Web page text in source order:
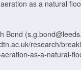
as a natural
Bond
research/
as-a-natural-